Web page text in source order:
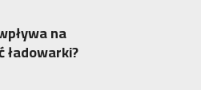
na
ładowarki?